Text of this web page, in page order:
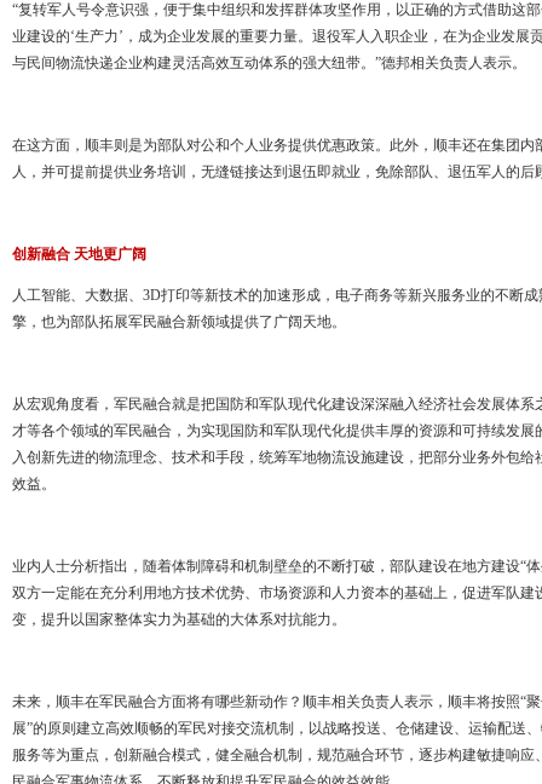
“复转军人号令意识强，便于集中组织和发挥群体攻坚作用，以正确的方式借助这
业建设的‘生产力’，成为企业发展的重要力量。退役军人入职企业，在为企业发展
与民间物流快递企业构建灵活高效互动体系的强大纽带。”德邦相关负责人表示。
在这方面，顺丰则是为部队对公和个人业务提供优惠政策。此外，顺丰还在集团
人，并可提前提供业务培训，无缝链接达到退伍即就业，免除部队、退伍军人的后
创新融合 天地更广阔
人工智能、大数据、3D打印等新技术的加速形成，电子商务等新兴服务业的不断
擎，也为部队拓展军民融合新领域提供了广阔天地。
从宏观角度看，军民融合就是把国防和军队现代化建设深深融入经济社会发展体
才等各个领域的军民融合，为实现国防和军队现代化提供丰厚的资源和可持续发
入创新先进的物流理念、技术和手段，统筹军地物流设施建设，把部分业务外包
效益。
业内人士分析指出，随着体制障碍和机制壁垒的不断打破，部队建设在地方建设“
双方一定能在充分利用地方技术优势、市场资源和人力资本的基础上，促进军队
变，提升以国家整体实力为基础的大体系对抗能力。
未来，顺丰在军民融合方面将有哪些新动作？顺丰相关负责人表示，顺丰将按照“
展”的原则建立高效顺畅的军民对接交流机制，以战略投送、仓储建设、运输配送
服务等为重点，创新融合模式，健全融合机制，规范融合环节，逐步构建敏捷响